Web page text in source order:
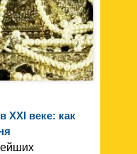
XXI веке: как